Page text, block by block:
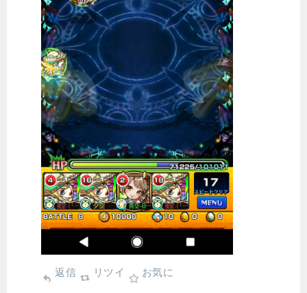
返信 リツイ お気に